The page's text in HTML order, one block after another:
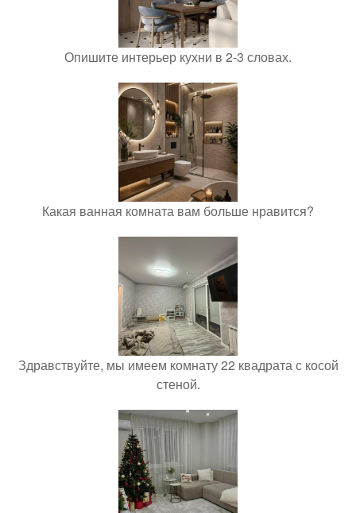
Опишите интерьер кухни в 2-3 словах.
Какая ванная комната вам больше нравится?
Здравствуйте, мы имеем комнату 22 квадрата с косой
стеной.